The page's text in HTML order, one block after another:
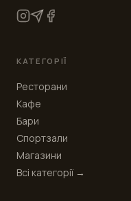
КАТЕГОРІЇ
Ресторани
Кафе
Бари
Спортзали
Магазини
Всі категорії →